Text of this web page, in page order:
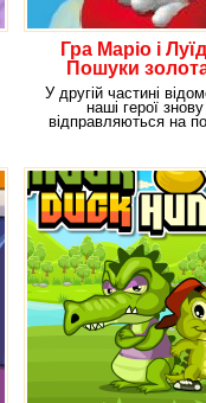
Гра Маріо і
Пошуки
У другій частині
наші герої знову
відправляються на